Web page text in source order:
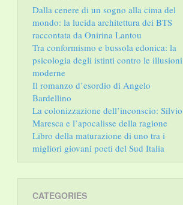
Dalla cenere di un sogno alla cima del
mondo: la lucida architettura dei BTS
raccontata da Onirina Lantou
Tra conformismo e bussola edonica: la
psicologia degli istinti contro le illusioni
moderne
Il romanzo d’esordio di Angelo
Bardellino
La colonizzazione dell’inconscio: Silvio
Maresca e l’apocalisse della ragione
Libro della maturazione di uno tra i
migliori giovani poeti del Sud Italia
CATEGORIES